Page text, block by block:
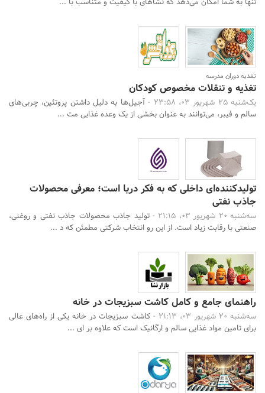
تغذیه دوران مدرسه
تغذیه و تنقلات مخصوص کودکان
یک‌شنبه 25 شهریور 03، 23:58 -
آجیل‌ها به دلیل داشتن پروتئین، چربی‌های
سالم و فیبر، می‌توانند به عنوان بخشی از یک وعده غذایی مت ...
تولیدکننده‌ای داخلی که به فکر دریا است؛ معرفی محصولات
جاذب نفتی
سه‌شنبه 20 شهریور 03، 21:15 -
تولید جاذب محصولات جاذب نفتی و روغنی،
صنعتی با رقابت زیاد است. از این رو انتخاب شرکتی مطمئن که د ...
راهنمای جامع و کامل کاشت سبزیجات در خانه
سه‌شنبه 20 شهریور 03، 21:13 -
کاشت سبزیجات در خانه یکی از راه‌های عالی
برای تامین مواد غذایی سالم و ارگانیک است که علاوه بر ای ...